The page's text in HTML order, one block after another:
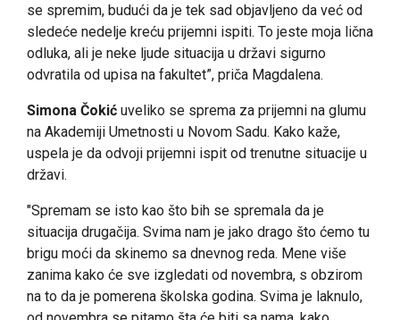
se spremim, budući da je tek sad objavljeno da već od
sledeće nedelje kreću prijemni ispiti. To jeste moja lična
odluka, ali je neke ljude situacija u državi sigurno
odvratila od upisa na fakultet”, priča Magdalena.
Simona Čokić uveliko se sprema za prijemni na glumu
na Akademiji Umetnosti u Novom Sadu. Kako kaže,
uspela je da odvoji prijemni ispit od trenutne situacije u
državi.
"Spremam se isto kao što bih se spremala da je
situacija drugačija. Svima nam je jako drago što ćemo tu
brigu moći da skinemo sa dnevnog reda. Mene više
zanima kako će sve izgledati od novembra, s obzirom
na to da je pomerena školska godina. Svima je laknulo,